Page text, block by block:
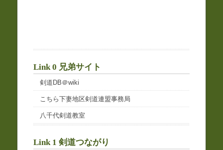
Link 0 兄弟サイト
剣道DB＠wiki
こちら下妻地区剣道連盟事務局
八千代剣道教室
Link 1 剣道つながり